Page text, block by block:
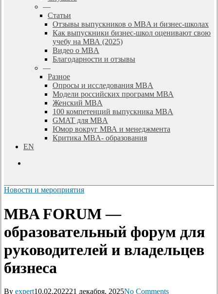
—
Статьи
Отзывы выпускников о MBA и бизнес-школах
Как выпускники бизнес-школ оценивают свою
учебу на МВА (2025)
Видео о MBA
Благодарности и отзывы
—
Разное
Опросы и исследования MBA
Модели российских программ МВА
Женский MBA
100 компетенций выпускника MBA
GMAT для MBA
Юмор вокруг МВА и менеджмента
Критика MBA- образования
EN
Новости и мероприятия
MBA FORUM —
образовательный форум для
руководителей и владельцев
бизнеса
By expert10.02.202221 декабря, 2025No Comments